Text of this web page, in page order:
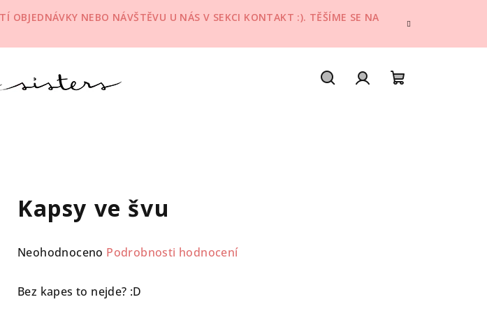
OBJEDNÁVKY NEBO NÁVŠTĚVU U NÁS V SEKCI KONTAKT :). TĚŠÍME SE NA
Kapsy ve švu
Průměrné
produktu
Neohodnoceno Podrobnosti hodnocení
Bez kapes to nejde? :D